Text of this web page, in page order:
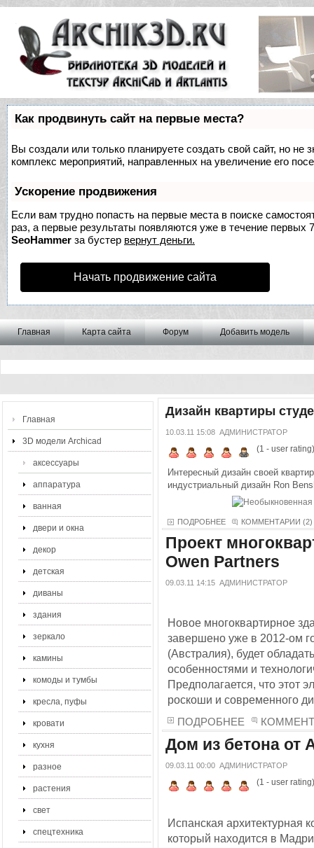
Как продвинуть сайт на первые места?
Вы создали или только планируете создать свой сайт, но не
комплекс мероприятий, направленных на увеличение его
Ускорение продвижения
Если вам трудно попасть на первые места в поиске
раз, а первые результаты появляются уже в течение первых
SeoHammer за бустер вернут деньги.
Начать продвижение сайта
Главная Карта сайта Форум Добавить модель
Главная
3D модели Archicad
аксессуары
аппаратура
ванная
двери и окна
декор
детская
диваны
здания
зеркало
камины
комоды и тумбы
кресла, пуфы
кровати
кухня
разное
растения
свет
спецтехника
Дизайн квартиры
10.03.11 15:08 АДМИНИСТРАТОР
(1 - user rating)
Интересный дизайн своей
индустриальный дизайн Ron
ПОДРОБНЕЕ КОММЕНТАРИИ (2)
Проект
Owen Partners
09.03.11 14:15 АДМИНИСТРАТОР
Новое многоквартирное
завершено уже в 2012-ом
(Австралия), будет
особенностями и
Предполагается, что этот
роскоши и современного
ПОДРОБНЕЕ
Дом из бетона от
09.03.11 00:00 АДМИНИСТРАТОР
(1 - user rating)
Испанская архитектурная
который находится в